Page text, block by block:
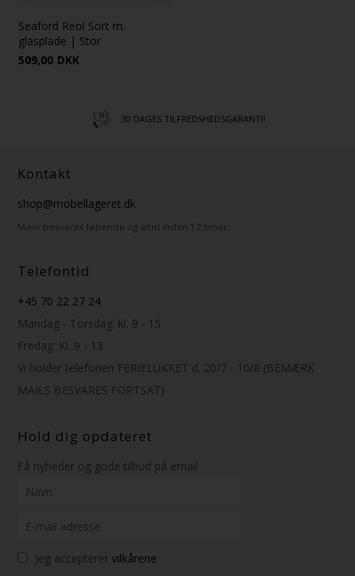
Seaford Reol Sort m.
glasplade | Stor
509,00 DKK
30 DAGES TILFREDSHEDSGARANTI!
Kontakt
shop@mobellageret.dk
Mails besvares løbende og altid inden 12 timer.
Telefontid
+45 70 22 27 24
Mandag - Torsdag: kl. 9 - 15
Fredag: Kl. 9 - 13
Vi holder telefonen FERIELUKKET d. 20/7 - 10/8 (BEMÆRK
MAILS BESVARES FORTSAT)
Hold dig opdateret
Få nyheder og gode tilbud på email
Jeg accepterervilkårene